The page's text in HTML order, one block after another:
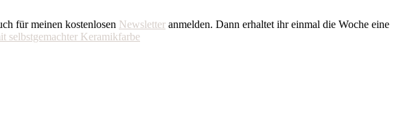
für meinen kostenlosen Newsletter anmelden. Dann erhaltet ihr einmal die Woche eine